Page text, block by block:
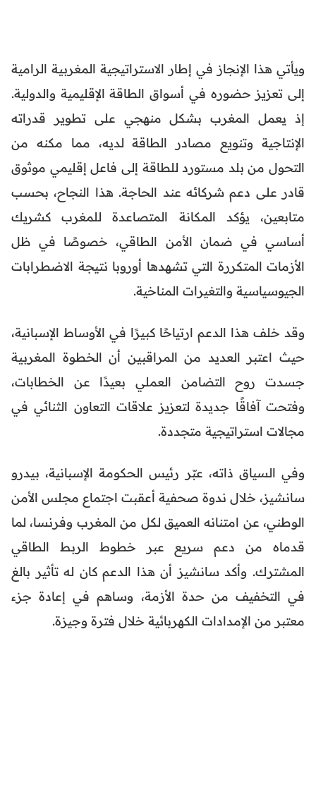
ويأتي هذا الإنجاز في إطار الاستراتيجية المغربية الرامية
إلى تعزيز حضوره في أسواق الطاقة الإقليمية والدولية.
إذ يعمل المغرب بشكل منهجي على تطوير قدراته
الإنتاجية وتنويع مصادر الطاقة لديه، مما مكنه من
التحول من بلد مستورد للطاقة إلى فاعل إقليمي موثوق
قادر على دعم شركائه عند الحاجة. هذا النجاح، بحسب
متابعين، يؤكد المكانة المتصاعدة للمغرب كشريك
أساسي في ضمان الأمن الطاقي، خصوصًا في ظل
الأزمات المتكررة التي تشهدها أوروبا نتيجة الاضطرابات
الجيوسياسية والتغيرات المناخية.
وقد خلف هذا الدعم ارتياحًا كبيرًا في الأوساط الإسبانية،
حيث اعتبر العديد من المراقبين أن الخطوة المغربية
جسدت روح التضامن العملي بعيدًا عن الخطابات،
وفتحت آفاقًا جديدة لتعزيز علاقات التعاون الثنائي في
مجالات استراتيجية متجددة.
وفي السياق ذاته، عبّر رئيس الحكومة الإسبانية، بيدرو
سانشيز، خلال ندوة صحفية أعقبت اجتماع مجلس الأمن
الوطني، عن امتنانه العميق لكل من المغرب وفرنسا، لما
قدماه من دعم سريع عبر خطوط الربط الطاقي
المشترك. وأكد سانشيز أن هذا الدعم كان له تأثير بالغ
في التخفيف من حدة الأزمة، وساهم في إعادة جزء
معتبر من الإمدادات الكهربائية خلال فترة وجيزة.